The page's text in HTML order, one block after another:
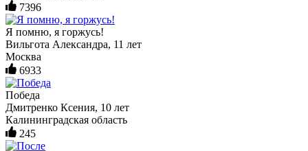
7396
Я помню, я горжусь!
Вильгота Александра, 11 лет
Москва
6933
Победа
Дмитренко Ксения, 10 лет
Калининградская область
245